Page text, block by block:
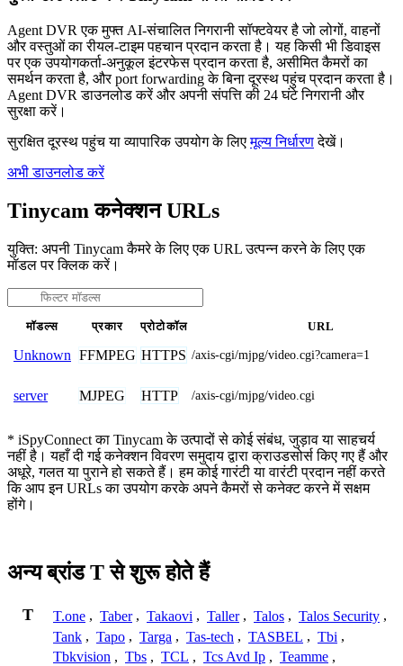
Agent DVR एक मुफ्त AI-संचालित निगरानी सॉफ्टवेयर है जो लोगों, वाहनों
और वस्तुओं का रीयल-टाइम पहचान प्रदान करता है। यह किसी भी डिवाइस
पर एक उपयोगकर्ता-अनुकूल इंटरफेस प्रदान करता है, असीमित कैमरों का
समर्थन करता है, और port forwarding के बिना दूरस्थ पहुंच प्रदान करता है।
Agent DVR डाउनलोड करें और अपनी संपत्ति की 24 घंटे निगरानी और
सुरक्षा करें।
सुरक्षित दूरस्थ पहुंच या व्यापारिक उपयोग के लिएमूल्य निर्धारणदेखें।
अभी डाउनलोड करें
Tinycam कनेक्शन URLs
युक्ति: अपनी Tinycam कैमरे के लिए एक URL उत्पन्न करने के लिए एक
मॉडल पर क्लिक करें।
मॉडल्स प्रकार प्रोटोकॉल URL
Unknown FFMPEG HTTPS /axis-cgi/mjpg/video.cgi?camera=1
server MJPEG HTTP /axis-cgi/mjpg/video.cgi
* iSpyConnect का Tinycam के उत्पादों से कोई संबंध, जुड़ाव या साहचर्य
नहीं है। यहाँ दी गई कनेक्शन विवरण समुदाय द्वारा क्राउडसोर्स किए गए हैं और
अधूरे, गलत या पुराने हो सकते हैं। हम कोई गारंटी या वारंटी प्रदान नहीं करते
कि आप इन URLs का उपयोग करके अपने कैमरों से कनेक्ट करने में सक्षम
होंगे।
अन्य ब्रांड T से शुरू होते हैं
T T.one , Taber , Takaovi , Taller , Talos , Talos Security ,
Tank , Tapo , Targa , Tas-tech , TASBEL , Tbi ,
Tbkvision , Tbs , TCL , Tcs Avd Ip , Teamme ,